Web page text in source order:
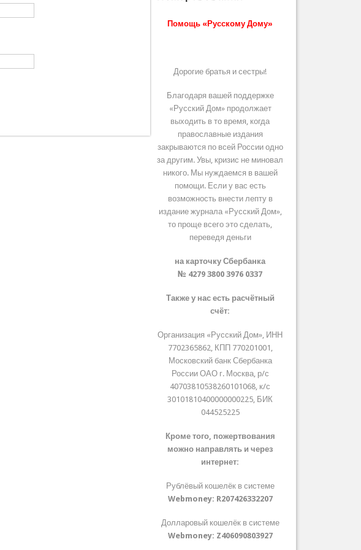
Помощь «Русскому Дому»
Дорогие братья и сестры!
Благодаря вашей поддержке
«Русский Дом» продолжает
выходить в то время, когда
православные издания
закрываются по всей России одно
за другим. Увы, кризис не миновал
никого. Мы нуждаемся в вашей
помощи. Если у вас есть
возможность внести лепту в
издание журнала «Русский Дом»,
то проще всего это сделать,
переведя деньги
на карточку Сбербанка
№ 4279 3800 3976 0337
Также у нас есть расчётный
счёт:
Организация «Русский Дом», ИНН
7702365862, КПП 770201001,
Московский банк Сбербанка
России ОАО г. Москва, р/с
40703810538260101068, к/с
30101810400000000225, БИК
044525225
Кроме того, пожертвования
можно направлять и через
интернет:
Рублёвый кошелёк в системе
Webmoney: R207426332207
Долларовый кошелёк в системе
Webmoney: Z406090803927